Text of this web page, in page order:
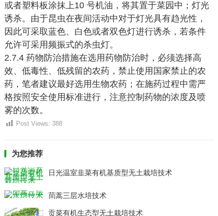
或者塑料板涂抹上10 号机油，将其置于菜园中；灯光
诱杀。由于昆虫在夜间活动中对于灯光具有趋光性，
因此可采取蓝色、白色或者双色灯进行诱杀，若条件
允许可采用频振式的杀虫灯。
2.7.4 药物防治措施在选用药物防治时，必须选择高
效、低毒性、低残留的农药，禁止使用国家禁止的农
药，笔者建议最好选用生物农药；在施药过程中需严
格按照安全使用标准进行，注意控制药物的浓度及喷
雾的次数。
Post Views: 388
为您推荐
日光温室韭菜有机基质型无土栽培技术
茼蒿三层水培技术
贡菜有机生态型无土栽培技术